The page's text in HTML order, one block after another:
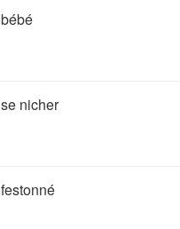
bébé
se nicher
festonné